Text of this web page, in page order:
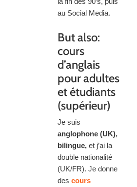
au Social Media.
But also:
cours
d’anglais
pour adultes
et étudiants
(supérieur)
Je suis
anglophone (UK),
bilingue,et j’ai la
double nationalité
(UK/FR). Je donne
descours